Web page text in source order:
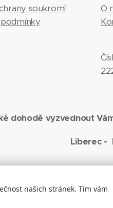
soukromí
O
dohodě vyzvednout
Liberec -
našich stránek. Tím vám